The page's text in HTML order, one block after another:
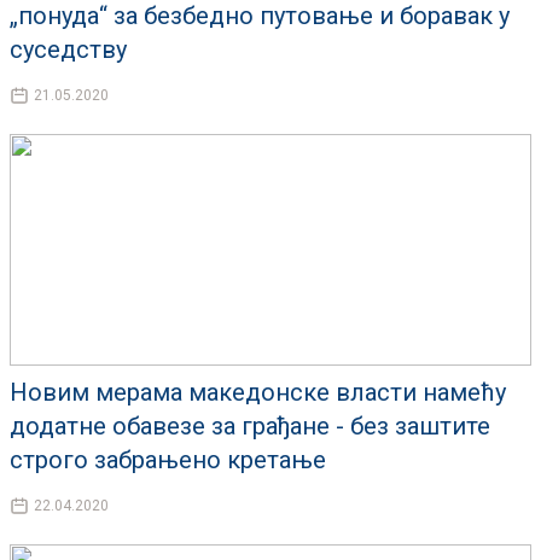
„понуда“ за безбедно путовање и боравак у
суседству
21.05.2020
Новим мерама македонске власти намећу
додатне обавезе за грађане - без заштите
строго забрањено кретање
22.04.2020